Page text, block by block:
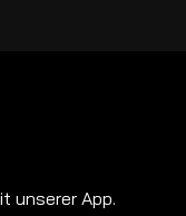
unserer App.